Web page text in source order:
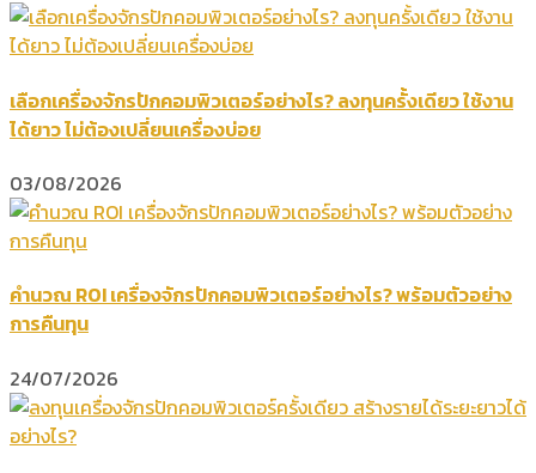
เลือกเครื่องจักรปักคอมพิวเตอร์อย่างไร? ลงทุนครั้งเดียว ใช้งาน
ได้ยาว ไม่ต้องเปลี่ยนเครื่องบ่อย
03/08/2026
คำนวณ ROI เครื่องจักรปักคอมพิวเตอร์อย่างไร? พร้อมตัวอย่าง
การคืนทุน
24/07/2026